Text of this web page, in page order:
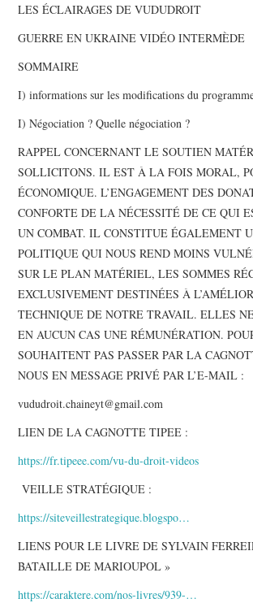
LES ÉCLAIRAGES DE VUDUDROIT
GUERRE EN UKRAINE VIDÉO INTERMÈDE
SOMMAIRE
I) informations sur les modifications du
I) Négociation ? Quelle négociation ?
RAPPEL CONCERNANT LE SOUTIEN
SOLLICITONS. IL EST À LA FOIS MORAL,
ÉCONOMIQUE. L’ENGAGEMENT DES
CONFORTE DE LA NÉCESSITÉ DE CE QUI
UN COMBAT. IL CONSTITUE ÉGALEMENT
POLITIQUE QUI NOUS REND MOINS
SUR LE PLAN MATÉRIEL, LES SOMMES
EXCLUSIVEMENT DESTINÉES À
TECHNIQUE DE NOTRE TRAVAIL. ELLES
EN AUCUN CAS UNE RÉMUNÉRATION.
SOUHAITENT PAS PASSER PAR LA
NOUS EN MESSAGE PRIVÉ PAR L’E-MAIL :
vududroit.chaineyt@gmail.com
LIEN DE LA CAGNOTTE TIPEE :
https://fr.tipeee.com/vu-du-droit-videos
VEILLE STRATÉGIQUE :
https://siteveillestrategique.blogspo…
LIENS POUR LE LIVRE DE SYLVAIN
BATAILLE DE MARIOUPOL »
https://caraktere.com/nos-livres/939-…